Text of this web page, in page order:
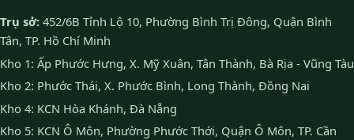
Trụ sở: 452/6B Tỉnh Lộ 10, Phường Bình Trị Đông, Quận Bình
Tân, TP. Hồ Chí Minh
Kho 1: Ấp Phước Hưng, X. Mỹ Xuân, Tân Thành, Bà Rịa - Vũng Tàu
Kho 2: Phước Thái, X. Phước Bình, Long Thành, Đồng Nai
Kho 4: KCN Hòa Khánh, Đà Nẵng
Kho 5: KCN Ô Môn, Phường Phước Thới, Quận Ô Môn, TP. Cần